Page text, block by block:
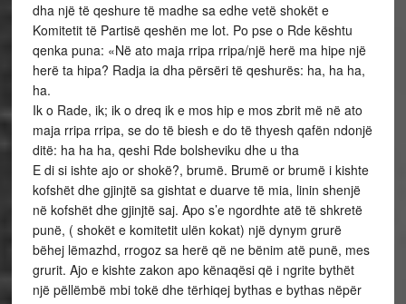
dha një të qeshure të madhe sa edhe vetë shokët e
Komitetit të Partisë qeshën me lot. Po pse o Rde kështu
qenka puna: «Në ato maja rripa rripa/një herë ma hipe një
herë ta hipa? Radja ia dha përsëri të qeshurës: ha, ha ha,
ha.
Ik o Rade, ik; ik o dreq ik e mos hip e mos zbrit më në ato
maja rripa rripa, se do të biesh e do të thyesh qafën ndonjë
ditë: ha ha ha, qeshi Rde bolsheviku dhe u tha
E di si ishte ajo or shokë?, brumë. Brumë or brumë i kishte
kofshët dhe gjinjtë sa gishtat e duarve të mia, linin shenjë
në kofshët dhe gjinjtë saj. Apo s’e ngordhte atë të shkretë
punë, ( shokët e komitetit ulën kokat) një dynym grurë
bëhej lëmazhd, rrogoz sa herë që ne bënim atë punë, mes
grurit. Ajo e kishte zakon apo kënaqësi që i ngrite bythët
një pëllëmbë mbi tokë dhe tërhiqej bythas e bythas nëpër